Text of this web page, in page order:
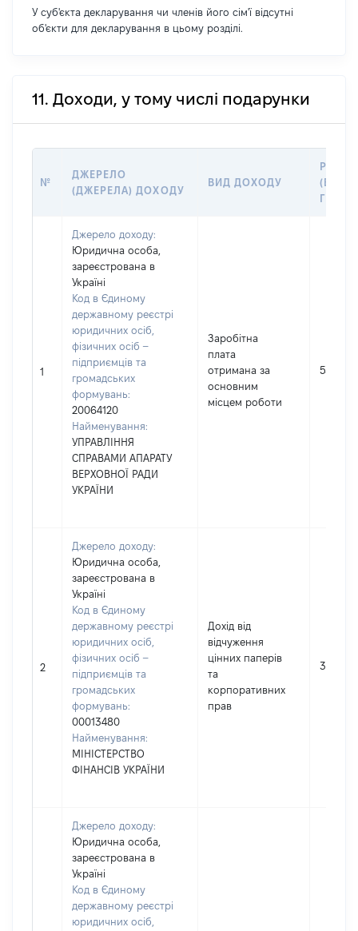
У суб'єкта декларування чи членів його сім'ї відсутні
об'єкти для декларування в цьому розділі.
11. Доходи, у тому числі подарунки
№
ДЖЕРЕЛО
(ДЖЕРЕЛА) ДОХОДУ
ВИД ДОХОДУ
ГРН
1
Джерело доходу:
Юридична особа,
зареєстрована в
Україні
Код в Єдиному
державному реєстрі
юридичних осіб,
фізичних осіб –
підприємців та
громадських
формувань:
20064120
Найменування:
УПРАВЛІННЯ
СПРАВАМИ АПАРАТУ
ВЕРХОВНОЇ РАДИ
УКРАЇНИ
Заробітна
плата
отримана за
основним
місцем роботи
539911
2
Джерело доходу:
Юридична особа,
зареєстрована в
Україні
Код в Єдиному
державному реєстрі
юридичних осіб,
фізичних осіб –
підприємців та
громадських
формувань:
00013480
Найменування:
МІНІСТЕРСТВО
ФІНАНСІВ УКРАЇНИ
Дохід від
відчуження
цінних паперів
та
корпоративних
прав
Джерело доходу:
Юридична особа,
зареєстрована в
Україні
Код в Єдиному
державному реєстрі
юридичних осіб,